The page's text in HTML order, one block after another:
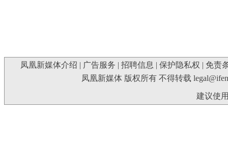
凤凰新媒体介绍 广告服务 招聘信息 保护隐私权
免责
凤凰新媒体 版权所有 不得转载
建议使